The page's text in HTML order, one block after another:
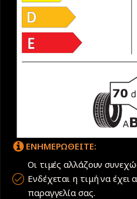
ΕΝΗΜΕΡΩΘΕΙΤΕ:
Οι τιμές αλλάζουν
Ενδέχεται η τιμή να έχει
παραγγελία σας.